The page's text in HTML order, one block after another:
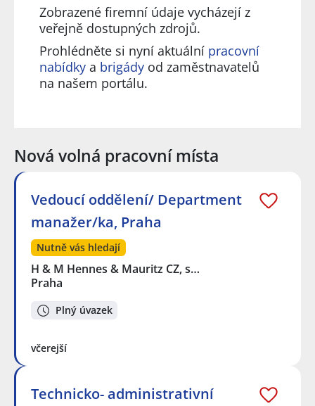
Zobrazené firemní údaje vycházejí z
veřejně dostupných zdrojů.
Prohlédněte si nyní aktuální pracovní
nabídky a brigády od zaměstnavatelů
na našem portálu.
Nová volná pracovní místa
Vedoucí oddělení/ Department
manažer/ka, Praha
Nutně vás hledají
H & M Hennes & Mauritz CZ, s…
Praha
Plný úvazek
včerejší
Technicko- administrativní